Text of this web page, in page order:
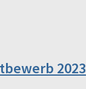
2023